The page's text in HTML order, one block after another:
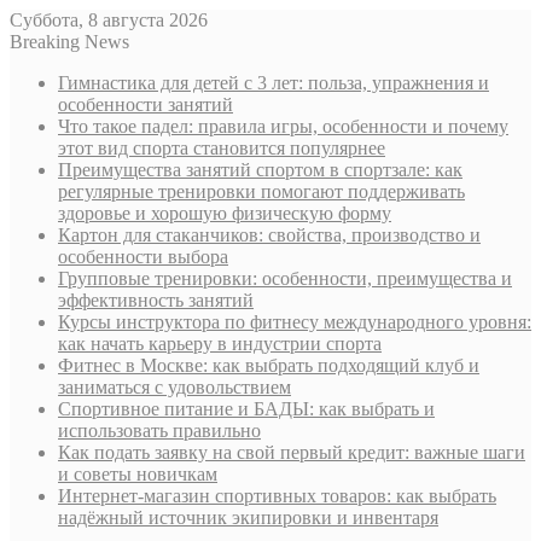
Суббота, 8 августа 2026
Breaking News
Гимнастика для детей с 3 лет: польза, упражнения и
особенности занятий
Что такое падел: правила игры, особенности и почему
этот вид спорта становится популярнее
Преимущества занятий спортом в спортзале: как
регулярные тренировки помогают поддерживать
здоровье и хорошую физическую форму
Картон для стаканчиков: свойства, производство и
особенности выбора
Групповые тренировки: особенности, преимущества и
эффективность занятий
Курсы инструктора по фитнесу международного уровня:
как начать карьеру в индустрии спорта
Фитнес в Москве: как выбрать подходящий клуб и
заниматься с удовольствием
Спортивное питание и БАДЫ: как выбрать и
использовать правильно
Как подать заявку на свой первый кредит: важные шаги
и советы новичкам
Интернет-магазин спортивных товаров: как выбрать
надёжный источник экипировки и инвентаря